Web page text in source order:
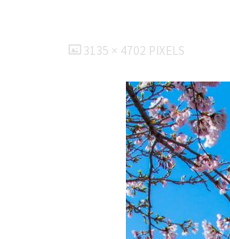
FULL3135 × 4702 PIXELS